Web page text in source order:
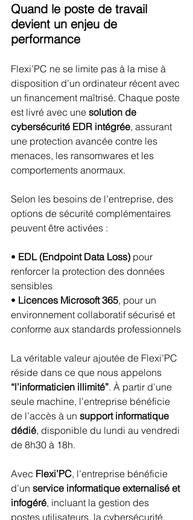
Quand le poste de travail
devient un enjeu de
performance
Flexi’PC ne se limite pas à la mise à
disposition d’un ordinateur récent avec
un financement maîtrisé. Chaque poste
est livré avec une solution de
cybersécurité EDR intégrée, assurant
une protection avancée contre les
menaces, les ransomwares et les
comportements anormaux.
Selon les besoins de l’entreprise, des
options de sécurité complémentaires
peuvent être activées :
• EDL (Endpoint Data Loss) pour
renforcer la protection des données
sensibles
• Licences Microsoft 365, pour un
environnement collaboratif sécurisé et
conforme aux standards professionnels
La véritable valeur ajoutée de Flexi’PC
réside dans ce que nous appelons
“l’informaticien illimité”. À partir d’une
seule machine, l’entreprise bénéficie
de l’accès à un support informatique
dédié, disponible du lundi au vendredi
de 8h30 à 18h.
Avec Flexi’PC, l’entreprise bénéficie
d’un service informatique externalisé et
infogéré, incluant la gestion des
postes utilisateurs, la cybersécurité,